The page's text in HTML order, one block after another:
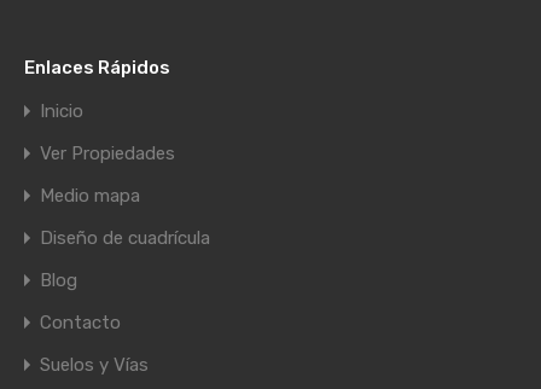
Enlaces Rápidos
Inicio
Ver Propiedades
Medio mapa
Diseño de cuadrícula
Blog
Contacto
Suelos y Vías